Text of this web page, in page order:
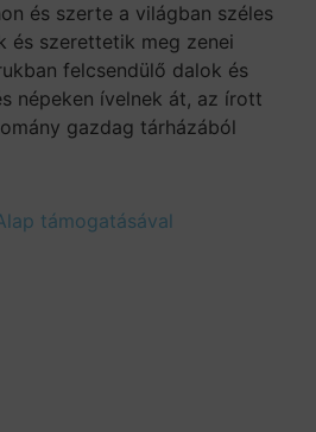
és szerte a világban széles
és szerettetik meg zenei
felcsendülő dalok és
népeken ívelnek át, az írott
gazdag tárházából
támogatásával